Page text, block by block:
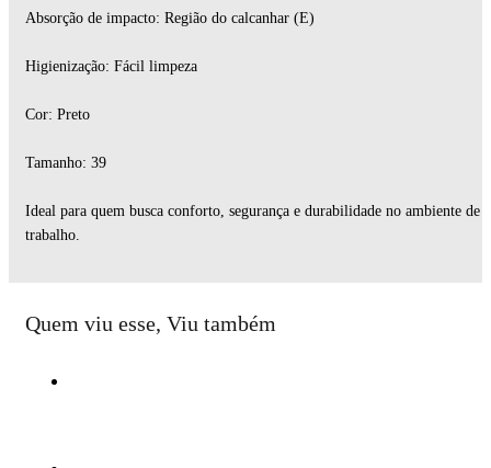
Absorção de impacto: Região do calcanhar (E)
Higienização: Fácil limpeza
Cor: Preto
Tamanho: 39
Ideal para quem busca conforto, segurança e durabilidade no ambiente de
trabalho.
Quem viu esse, Viu também